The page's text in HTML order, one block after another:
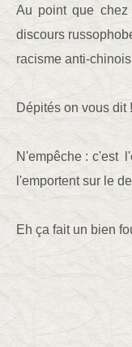
Au point que chez
discours
racisme anti-
Dépités on vous dit !
N'empêche : c'est
l'emportent sur le
Eh ça fait un bien